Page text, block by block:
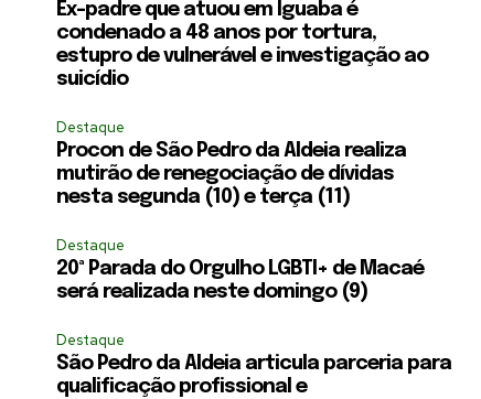
Ex-padre que atuou em Iguaba é
condenado a 48 anos por tortura,
estupro de vulnerável e investigação ao
suicídio
Destaque
Procon de São Pedro da Aldeia realiza
mutirão de renegociação de dívidas
nesta segunda (10) e terça (11)
Destaque
20ª Parada do Orgulho LGBTI+ de Macaé
será realizada neste domingo (9)
Destaque
São Pedro da Aldeia articula parceria para
qualificação profissional e